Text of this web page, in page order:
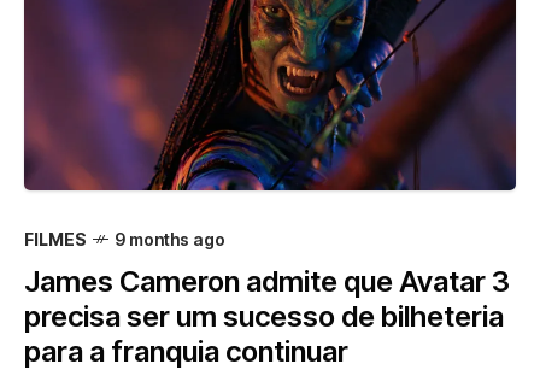
FILMES 9 months ago
James Cameron admite que Avatar 3
precisa ser um sucesso de bilheteria
para a franquia continuar